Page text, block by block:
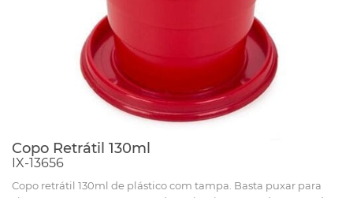
Copo Retrátil 130ml
IX-13656
Copo retrátil 130ml de plástico com tampa. Basta puxar para